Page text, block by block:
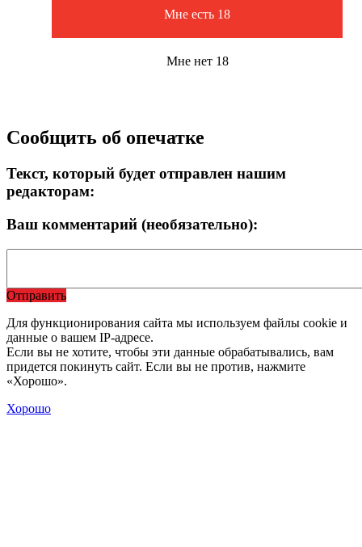
Мне есть 18
Мне нет 18
Сообщить об опечатке
Текст, который будет отправлен нашим
редакторам:
Ваш комментарий (необязательно):
Отправить
Для функционирования сайта мы используем файлы cookie и
данные о вашем IP-адресе.
Если вы не хотите, чтобы эти данные обрабатывались, вам
придется покинуть сайт. Если вы не против, нажмите
«Хорошо».
Хорошо